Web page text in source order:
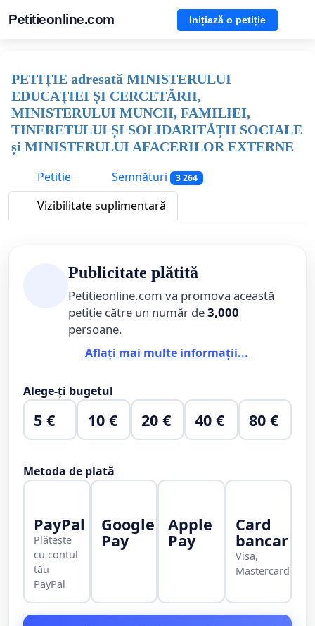
Petitieonline.com Inițiază o petiție
PETIȚIE adresată MINISTERULUI
EDUCAȚIEI ȘI CERCETĂRII,
MINISTERULUI MUNCII, FAMILIEI,
TINERETULUI ȘI SOLIDARITĂȚII SOCIALE
și MINISTERULUI AFACERILOR EXTERNE
Petitie
Semnături 3 264
Vizibilitate suplimentară
Publicitate plătită
Petitieonline.com va promova această
petiție către un număr de3,000
persoane.
Aflați mai multe informații...
Alege-ți bugetul
5 € 10 € 20 € 40 € 80 €
Metoda de plată
PayPal
Plătește
cu contul
tău
PayPal
Google
Pay
Apple
Pay
Card
bancar
Visa,
Mastercard